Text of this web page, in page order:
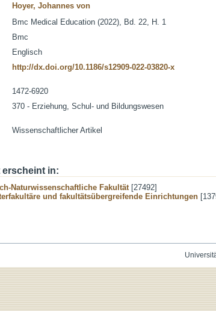
Hoyer, Johannes von
Bmc Medical Education (2022), Bd. 22, H. 1
Bmc
Englisch
http://dx.doi.org/10.1186/s12909-022-03820-x
1472-6920
370 - Erziehung, Schul- und Bildungswesen
Wissenschaftlicher Artikel
erscheint in:
Naturwissenschaftliche Fakultät[27492]
und fakultätsübergreifende Einrichtungen